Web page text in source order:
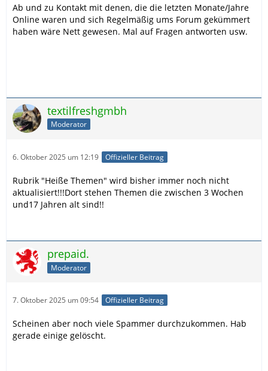
Ab und zu Kontakt mit denen, die die letzten Monate/Jahre
Online waren und sich Regelmäßig ums Forum gekümmert
haben wäre Nett gewesen. Mal auf Fragen antworten usw.
textilfreshgmbh
Moderator
6. Oktober 2025 um 12:19 Offizieller Beitrag
Rubrik "Heiße Themen" wird bisher immer noch nicht
aktualisiert!!!Dort stehen Themen die zwischen 3 Wochen
und17 Jahren alt sind!!
prepaid.
Moderator
7. Oktober 2025 um 09:54 Offizieller Beitrag
Scheinen aber noch viele Spammer durchzukommen. Hab
gerade einige gelöscht.